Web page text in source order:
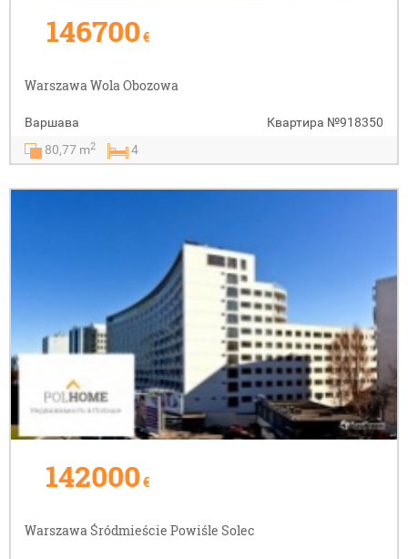
146700 €
Warszawa Wola Obozowa
Варшава Квартира №918350
80,77 m2 4
142000 €
Warszawa Śródmieście Powiśle Solec